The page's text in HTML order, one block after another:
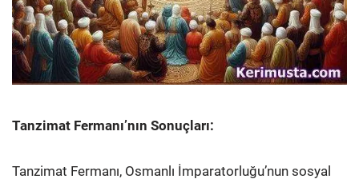
Tanzimat Fermanı’nın Sonuçları:
Tanzimat Fermanı, Osmanlı İmparatorluğu’nun sosyal